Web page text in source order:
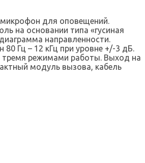
для оповещений.
на основании типа «гусиная
направленности.
80 Гц – 12 кГц при уровне +/-3 дБ.
тремя режимами работы. Выход на
модуль вызова, кабель